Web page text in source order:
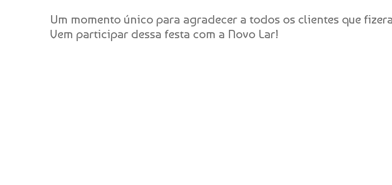
Um momento único para agradecer a todos os clientes que
Vem participar dessa festa com a Novo Lar!